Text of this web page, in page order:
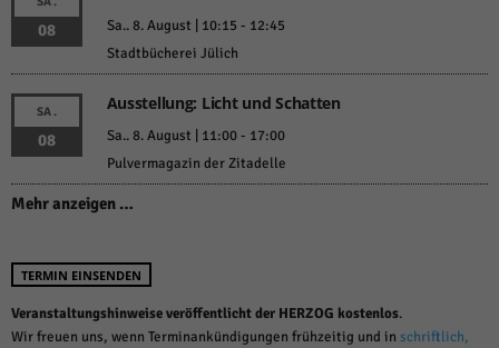
08 Sa.. 8. August | 10:15 - 12:45
Stadtbücherei Jülich
SA.
08
Ausstellung: Licht und Schatten
Sa.. 8. August | 11:00- 17:00
Pulvermagazin der Zitadelle
Mehr anzeigen …
TERMIN EINSENDEN
Veranstaltungshinweise veröffentlicht der HERZOG kostenlos.
Wir freuen uns, wenn Terminankündigungen frühzeitig und in schriftlich,